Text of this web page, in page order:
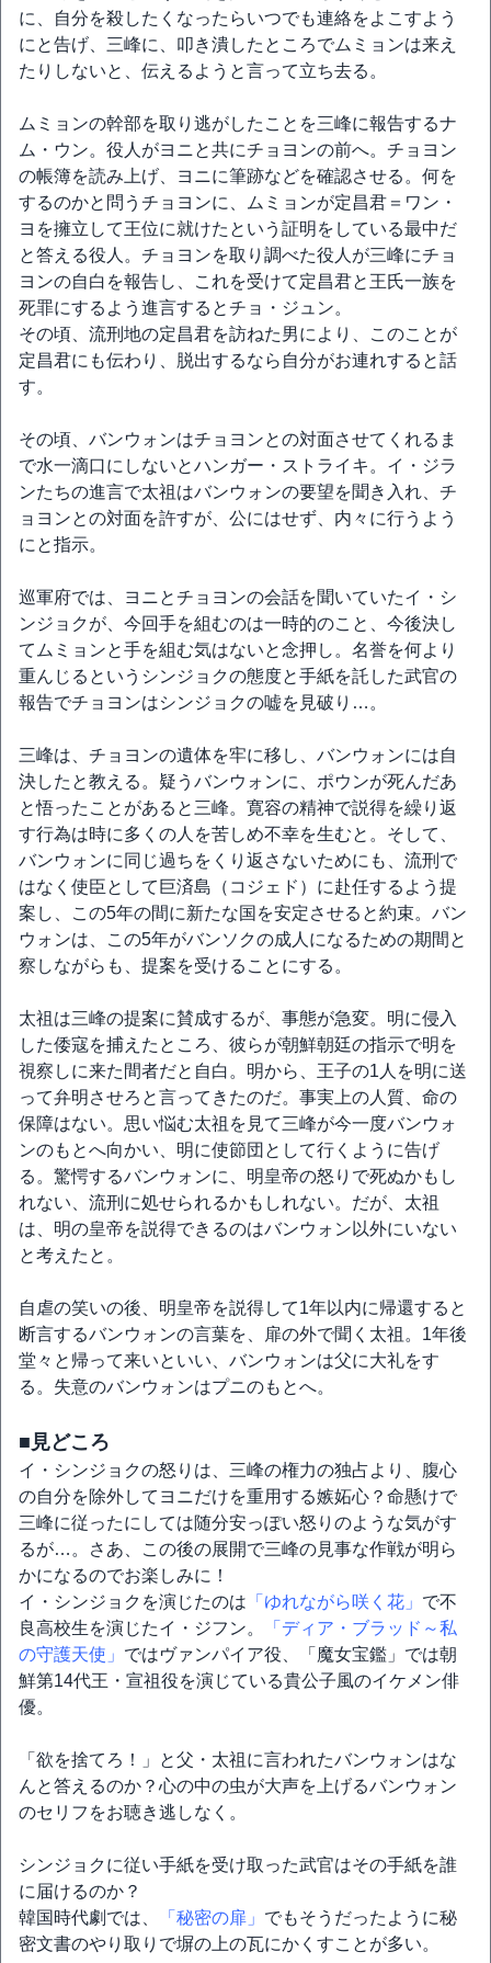
に、自分を殺したくなったらいつでも連絡をよこすよう
にと告げ、三峰に、叩き潰したところでムミョンは来え
たりしないと、伝えるようと言って立ち去る。
ムミョンの幹部を取り逃がしたことを三峰に報告するナ
ム・ウン。役人がヨニと共にチョヨンの前へ。チョヨン
の帳簿を読み上げ、ヨニに筆跡などを確認させる。何を
するのかと問うチョヨンに、ムミョンが定昌君＝ワン・
ヨを擁立して王位に就けたという証明をしている最中だ
と答える役人。チョヨンを取り調べた役人が三峰にチョ
ヨンの自白を報告し、これを受けて定昌君と王氏一族を
死罪にするよう進言するとチョ・ジュン。
その頃、流刑地の定昌君を訪ねた男により、このことが
定昌君にも伝わり、脱出するなら自分がお連れすると話
す。
その頃、バンウォンはチョヨンとの対面させてくれるま
で水一滴口にしないとハンガー・ストライキ。イ・ジラ
ンたちの進言で太祖はバンウォンの要望を聞き入れ、チ
ョヨンとの対面を許すが、公にはせず、内々に行うよう
にと指示。
巡軍府では、ヨニとチョヨンの会話を聞いていたイ・シ
ンジョクが、今回手を組むのは一時的のこと、今後決し
てムミョンと手を組む気はないと念押し。名誉を何より
重んじるというシンジョクの態度と手紙を託した武官の
報告でチョヨンはシンジョクの嘘を見破り…。
三峰は、チョヨンの遺体を牢に移し、バンウォンには自
決したと教える。疑うバンウォンに、ポウンが死んだあ
と悟ったことがあると三峰。寛容の精神で説得を繰り返
す行為は時に多くの人を苦しめ不幸を生むと。そして、
バンウォンに同じ過ちをくり返さないためにも、流刑で
はなく使臣として巨済島（コジェド）に赴任するよう提
案し、この5年の間に新たな国を安定させると約束。バン
ウォンは、この5年がバンソクの成人になるための期間と
察しながらも、提案を受けることにする。
太祖は三峰の提案に賛成するが、事態が急変。明に侵入
した倭寇を捕えたところ、彼らが朝鮮朝廷の指示で明を
視察しに来た間者だと自白。明から、王子の1人を明に送
って弁明させろと言ってきたのだ。事実上の人質、命の
保障はない。思い悩む太祖を見て三峰が今一度バンウォ
ンのもとへ向かい、明に使節団として行くように告げ
る。驚愕するバンウォンに、明皇帝の怒りで死ぬかもし
れない、流刑に処せられるかもしれない。だが、太祖
は、明の皇帝を説得できるのはバンウォン以外にいない
と考えたと。
自虐の笑いの後、明皇帝を説得して1年以内に帰還すると
断言するバンウォンの言葉を、扉の外で聞く太祖。1年後
堂々と帰って来いといい、バンウォンは父に大礼をす
る。失意のバンウォンはプニのもとへ。
■見どころ
イ・シンジョクの怒りは、三峰の権力の独占より、腹心
の自分を除外してヨニだけを重用する嫉妬心？命懸けで
三峰に従ったにしては随分安っぽい怒りのような気がす
るが…。さあ、この後の展開で三峰の見事な作戦が明ら
かになるのでお楽しみに！
イ・シンジョクを演じたのは 「ゆれながら咲く花」 で不
良高校生を演じたイ・ジフン。
「ディア・ブラッド～私
の守護天使」 ではヴァンパイア役、「魔女宝鑑」では朝
鮮第14代王・宣祖役を演じている貴公子風のイケメン俳
優。
「欲を捨てろ！」と父・太祖に言われたバンウォンはな
んと答えるのか？心の中の虫が大声を上げるバンウォン
のセリフをお聴き逃しなく。
シンジョクに従い手紙を受け取った武官はその手紙を誰
に届けるのか？
韓国時代劇では、
「秘密の扉」 でもそうだったように秘
密文書のやり取りで塀の上の瓦にかくすことが多い。